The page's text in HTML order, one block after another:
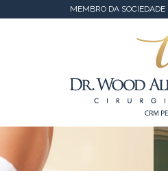
MEMBRO DA